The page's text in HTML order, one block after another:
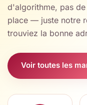
d'algorithme, pas
place — juste notre
trouviez la bonne
Voir toutes les